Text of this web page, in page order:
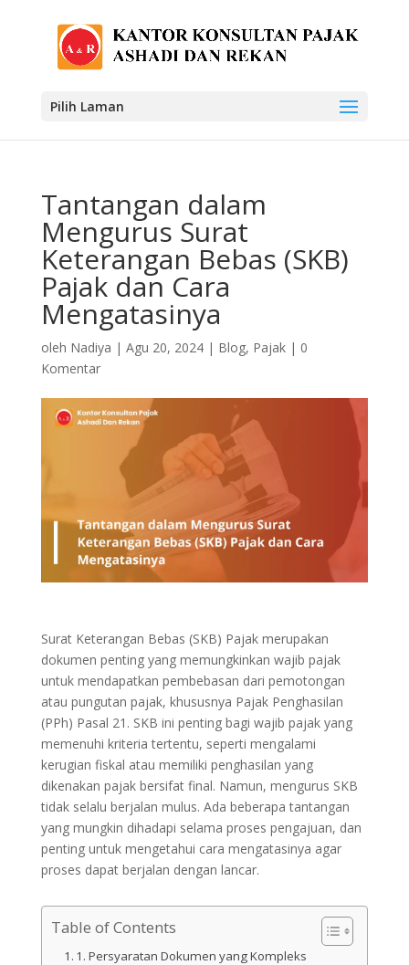
Pilih Laman
Tantangan dalam
Mengurus Surat
Keterangan Bebas (SKB)
Pajak dan Cara
Mengatasinya
oleh Nadiya | Agu 20, 2024| Blog, Pajak| 0
Komentar
Surat Keterangan Bebas (SKB) Pajak merupakan
dokumen penting yang memungkinkan wajib pajak
untuk mendapatkan pembebasan dari pemotongan
atau pungutan pajak, khususnya Pajak Penghasilan
(PPh) Pasal 21. SKB ini penting bagi wajib pajak yang
memenuhi kriteria tertentu, seperti mengalami
kerugian fiskal atau memiliki penghasilan yang
dikenakan pajak bersifat final. Namun, mengurus SKB
tidak selalu berjalan mulus. Ada beberapa tantangan
yang mungkin dihadapi selama proses pengajuan, dan
penting untuk mengetahui cara mengatasinya agar
proses dapat berjalan dengan lancar.
Table of Contents
1. Persyaratan Dokumen yang Kompleks